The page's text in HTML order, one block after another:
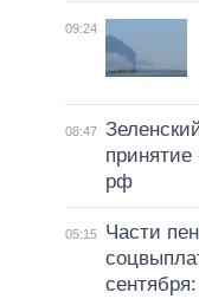
09:24
08:47
принятие
рф
05:15
Части
сентября: